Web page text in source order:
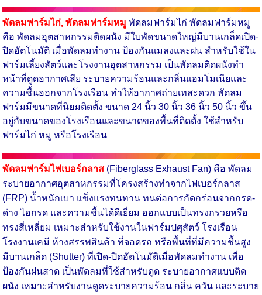
พัดลมฟาร์มไก่,พัดลมฟาร์มหมู พัดลมฟาร์มไก่ พัดลมฟาร์มหมู
คือ พัดลมอุตสาหกรรมติดผนัง มีใบพัดขนาดใหญ่มีบานเกล็ดเปิด-
ปิดอัตโนมัติ เมื่อพัดลมทำงาน ป้องกันแมลงและฝน สำหรับใช้ใน
ฟาร์มเลี้ยงสัตว์และโรงงานอุตสาหกรรม เป็นพัดลมติดผนังทำ
หน้าที่ดูดอากาศเสีย ระบายความร้อนและกลิ่นแอมโมเนียและ
ความชื้นออกจากโรงเรือน ทำให้อากาศถ่ายเทสะดวก พัดลม
ฟาร์มมีขนาดที่นิยมติดตั้ง ขนาด 24 นิ้ว 30 นิ้ว 36 นิ้ว 50 นิ้ว ขึ้น
อยู่กับขนาดของโรงเรือนและขนาดของพื้นที่ติดตั้ง ใช้สำหรับ
ฟาร์มไก่ หมู หรือโรงเรือน
พัดลมฟาร์มไฟเบอร์กลาส (Fiberglass Exhaust Fan) คือ พัดลม
ระบายอากาศอุตสาหกรรมที่โครงสร้างทำจากไฟเบอร์กลาส
(FRP) น้ำหนักเบา แข็งแรงทนทาน ทนต่อการกัดกร่อนจากกรด-
ด่าง ไอกรด และความชื้นได้ดีเยี่ยม ออกแบบเป็นทรงกรวยหรือ
ทรงสี่เหลี่ยม เหมาะสำหรับใช้งานในฟาร์มปศุสัตว์ โรงเรือน
โรงงานเคมี ห้างสรรพสินค้า ที่จอดรถ หรือพื้นที่ที่มีความชื้นสูง
มีบานเกล็ด (Shutter) ที่เปิด-ปิดอัตโนมัติเมื่อพัดลมทำงาน เพื่อ
ป้องกันฝนสาด เป็นพัดลมที่ใช้สำหรับดูด ระบายอากาศแบบติด
ผนัง เหมาะสำหรับงานดูดระบายความร้อน กลิ่น ควัน และระบาย